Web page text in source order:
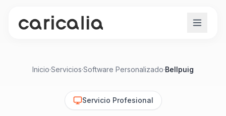
Inicio·Servicios·Software Personalizado·Bellpuig
Servicio Profesional